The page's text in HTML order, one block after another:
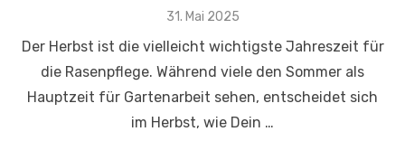
Posted
31. Mai 2025
Der Herbst ist die vielleicht wichtigste Jahreszeit für
die Rasenpflege. Während viele den Sommer als
Hauptzeit für Gartenarbeit sehen, entscheidet sich
im Herbst, wie Dein …